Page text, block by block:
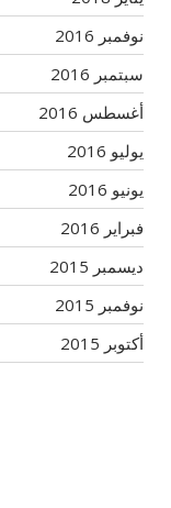
نوفمبر 2016
سبتمبر 2016
أغسطس 2016
يوليو 2016
يونيو 2016
فبراير 2016
ديسمبر 2015
نوفمبر 2015
أكتوبر 2015